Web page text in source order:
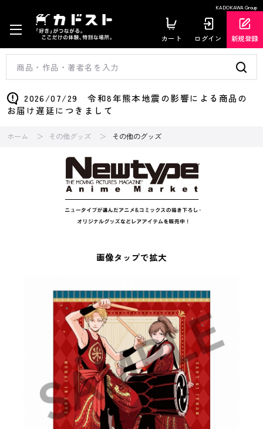
KADOKAWA Group
カート ログイン 新規登録
2026/07/29 令和8年熊本地震の影響による商品の
お届け遅延につきまして
ホーム その他グッズ その他のグッズ
画像タップで拡大